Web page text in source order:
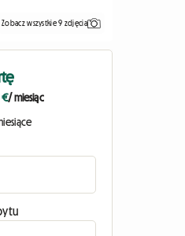
Zobacz wszystkie 9 zdjęcia
€/ miesiąc